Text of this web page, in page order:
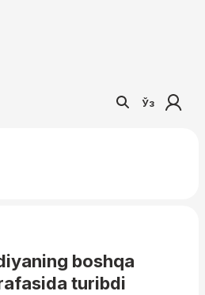
Ўз
boshqa
turibdi